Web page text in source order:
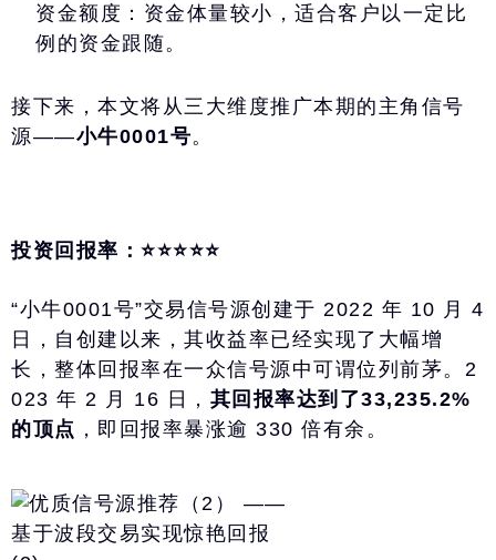
资金额度：资金体量较小，适合客户以一定比
例的资金跟随。
接下来，本文将从三大维度推广本期的主角信号
源——小牛0001号。
投资回报率：⭐️⭐️⭐️⭐️⭐️
“小牛0001号”交易信号源创建于 2022 年 10 月 4
日，自创建以来，其收益率已经实现了大幅增
长，整体回报率在一众信号源中可谓位列前茅。2
023 年 2 月 16 日， 其回报率达到了33,235.2%
的顶点 ，即回报率暴涨逾 330 倍有余。